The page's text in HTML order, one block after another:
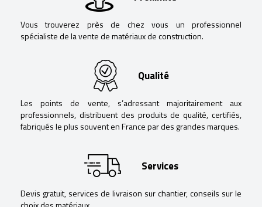
Vous trouverez près de chez vous un professionnel
spécialiste de la vente de matériaux de construction.
Qualité
Les points de vente, s’adressant majoritairement aux
professionnels, distribuent des produits de qualité, certifiés,
fabriqués le plus souvent en France par des grandes marques.
Services
Devis gratuit, services de livraison sur chantier, conseils sur le